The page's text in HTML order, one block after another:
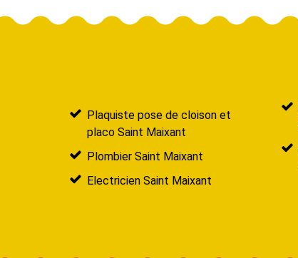
Plaquiste pose de cloison et
placo Saint Maixant
Plombier Saint Maixant
Electricien Saint Maixant